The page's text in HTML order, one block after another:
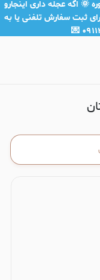
تابستان
🌞 اگه عجله داری اینجارو
ثبت سفارش تلفنی یا به